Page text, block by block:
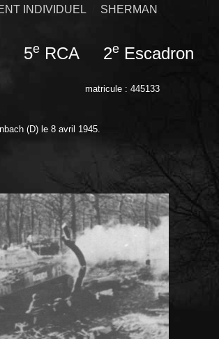
INDIVIDUEL
SHERMAN
5e RCA 2e Escadron
matricule : 445133
(D) le 8 avril 1945.